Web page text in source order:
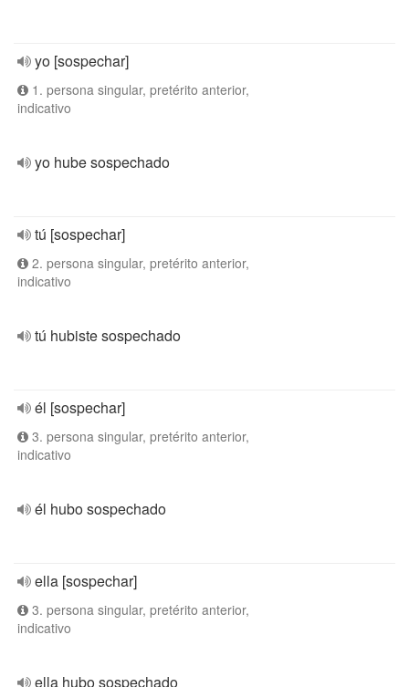
yo [sospechar]
1. persona singular, pretérito anterior,
indicativo
yo hube sospechado
tú [sospechar]
2. persona singular, pretérito anterior,
indicativo
tú hubiste sospechado
él [sospechar]
3. persona singular, pretérito anterior,
indicativo
él hubo sospechado
ella [sospechar]
3. persona singular, pretérito anterior,
indicativo
ella hubo sospechado